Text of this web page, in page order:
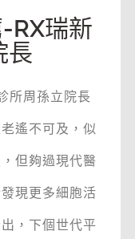
RX瑞新
長
所周孫立院長
遙不可及，似
但夠過現代醫
現更多細胞活
，下個世代平